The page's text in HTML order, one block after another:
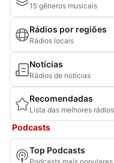
15 gêneros musicais
Rádios por regiões
Rádios locais
Notícias
Rádios de notícias
Recomendadas
Lista das melhores rádios
Podcasts
Top Podcasts